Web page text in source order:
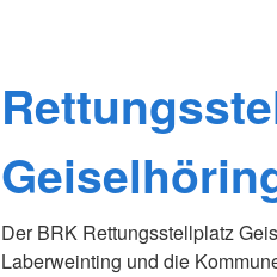
Der BRK Rettungsstellplatz
Laberweinting und die